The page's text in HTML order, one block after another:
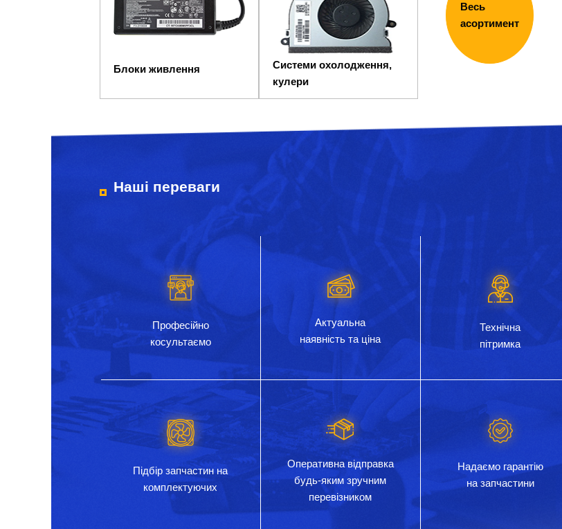
Блоки живлення
Системи охолодження,
кулери
Весь
асортимент
Наші переваги
Професійно
косультаємо
Актуальна
наявність та ціна
Технічна
пітримка
Підбір запчастин на
комплектуючих
Оперативна відправка
будь-яким зручним
перевізником
Надаємо гарантію
на запчастини